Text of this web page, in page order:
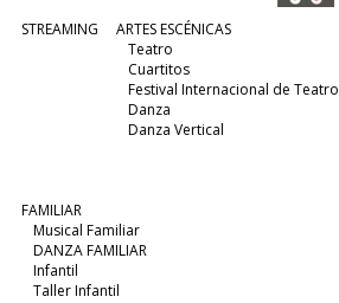
STREAMING
ARTES ESCÉNICAS
Teatro
Cuartitos
Festival Internacional de Teatro
Danza
Danza Vertical
FAMILIAR
Musical Familiar
DANZA FAMILIAR
Infantil
Taller Infantil